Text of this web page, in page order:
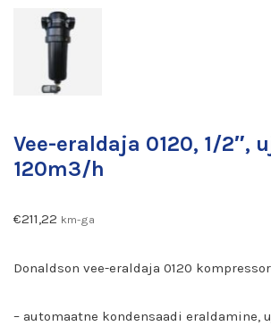
Vee-eraldaja 0120, 1/2″,
120m3/h
€211,22 km-ga
Donaldson vee-eraldaja 0120
– automaatne kondensaadi eraldamine,